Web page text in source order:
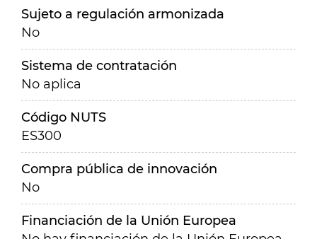
Sujeto a regulación armonizada
No
Sistema de contratación
No aplica
Código NUTS
ES300
Compra pública de innovación
No
Financiación de la Unión Europea